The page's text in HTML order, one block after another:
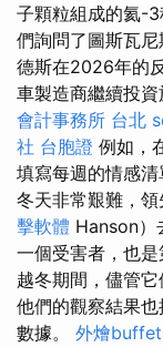
子顆粒組成的氦-3
們詢問了圖斯瓦
德斯在2026年的
車製造商繼續投資
會計事務所 台北
社 台胞證 例如，
填寫每週的情感
冬天非常艱難，
擊軟體 Hanson）
一個受害者，也
越冬期間，儘管
他們的觀察結果
數據。 外燴buffet